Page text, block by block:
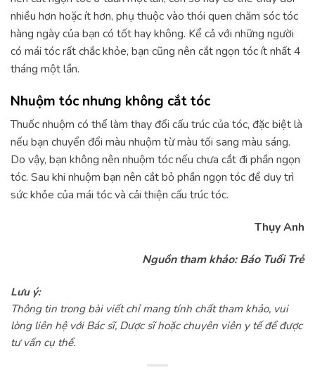
nhiều hơn hoặc ít hơn, phụ thuộc vào thói quen chăm sóc tóc
hàng ngày của bạn có tốt hay không. Kể cả với những người
có mái tóc rất chắc khỏe, bạn cũng nên cắt ngọn tóc ít nhất 4
tháng một lần.
Nhuộm tóc nhưng không cắt tóc
Thuốc nhuộm có thể làm thay đổi cấu trúc của tóc, đặc biệt là
nếu bạn chuyển đổi màu nhuộm từ màu tối sang màu sáng.
Do vậy, bạn không nên nhuộm tóc nếu chưa cắt đi phần ngọn
tóc. Sau khi nhuộm bạn nên cắt bỏ phần ngọn tóc để duy trì
sức khỏe của mái tóc và cải thiện cấu trúc tóc.
Thụy Anh
Nguồn tham khảo: Báo Tuổi Trẻ
Lưu ý:
Thông tin trong bài viết chỉ mang tính chất tham khảo, vui
lòng liên hệ với Bác sĩ, Dược sĩ hoặc chuyên viên y tế để được
tư vấn cụ thể.